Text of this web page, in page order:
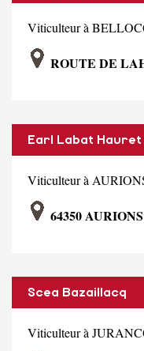
Viticulteur à
ROUTE DE
Earl Labat Hauret
Viticulteur à
64350
Scea Bazaillacq
Viticulteur à